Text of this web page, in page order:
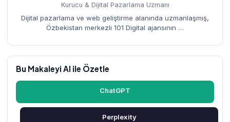
Kurucu & Dijital Pazarlama Uzmanı
Dijital pazarlama ve web geliştirme alanında uzmanlaşmış,
Özbekistan merkezli 101 Digital ajansının …
Bu Makaleyi AI ile Özetle
ChatGPT
Perplexity